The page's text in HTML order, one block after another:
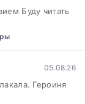
Буду читать
05.08.26
Героиня